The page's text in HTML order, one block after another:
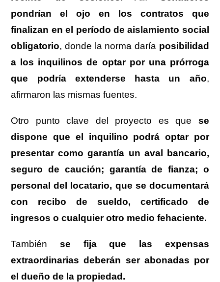
pondrían el ojo en los contratos que
finalizan en el período de aislamiento social
obligatorio, donde la norma daría posibilidad
a los inquilinos de optar por una prórroga
que podría extenderse hasta un año,
afirmaron las mismas fuentes.
Otro punto clave del proyecto es que se
dispone que el inquilino podrá optar por
presentar como garantía un aval bancario,
seguro de caución; garantía de fianza; o
personal del locatario, que se documentará
con recibo de sueldo, certificado de
ingresos o cualquier otro medio fehaciente.
Tambiénse fija que las expensas
extraordinarias deberán ser abonadas por
el dueño de la propiedad.